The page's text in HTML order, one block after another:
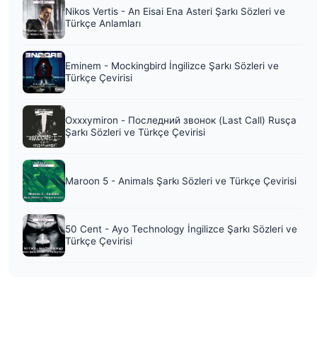
Nikos Vertis - An Eisai Ena Asteri Şarkı Sözleri ve
Türkçe Anlamları
Eminem - Mockingbird İngilizce Şarkı Sözleri ve
Türkçe Çevirisi
Oxxxymiron - Последний звонок (Last Call) Rusça
Şarkı Sözleri ve Türkçe Çevirisi
Maroon 5 - Animals Şarkı Sözleri ve Türkçe Çevirisi
50 Cent - Ayo Technology İngilizce Şarkı Sözleri ve
Türkçe Çevirisi